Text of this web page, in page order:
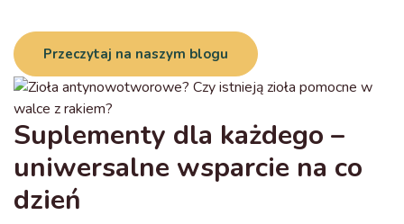
Przeczytaj na naszym blogu
Suplementy dla każdego –
uniwersalne wsparcie na co
dzień